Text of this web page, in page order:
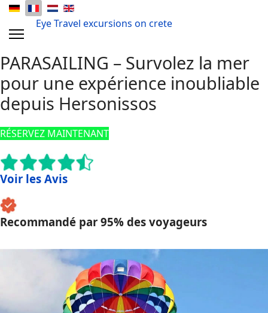
Eye Travel excursions on crete
PARASAILING – Survolez la mer
pour une expérience inoubliable
depuis Hersonissos
RÉSERVEZ MAINTENANT
Voir les Avis
Recommandé par 95% des voyageurs